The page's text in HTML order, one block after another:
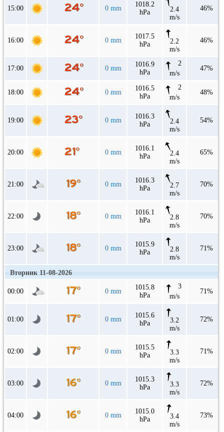
15:00 0 mm
1018.2
hPa
2.4
m/s
46%
16:00 0 mm
1017.5
hPa
2.2
m/s
46%
17:00 0 mm
1016.9
hPa
2
m/s
47%
18:00 0 mm
1016.5
hPa
2
m/s
48%
19:00 0 mm
1016.3
hPa
2.4
m/s
54%
20:00 0 mm
1016.1
hPa
2.4
m/s
65%
21:00 0 mm
1016.3
hPa
2.7
m/s
70%
22:00 0 mm
1016.1
hPa
2.8
m/s
70%
23:00 0 mm
1015.9
hPa
2.8
m/s
71%
Вторник 11-08-2026
00:00 0 mm
1015.8
hPa
3
m/s
71%
01:00 0 mm
1015.6
hPa
3.2
m/s
72%
02:00 0 mm
1015.5
hPa
3.3
m/s
71%
03:00 0 mm
1015.3
hPa
3.3
m/s
72%
04:00 0 mm
1015.0
hPa
3.4
m/s
73%